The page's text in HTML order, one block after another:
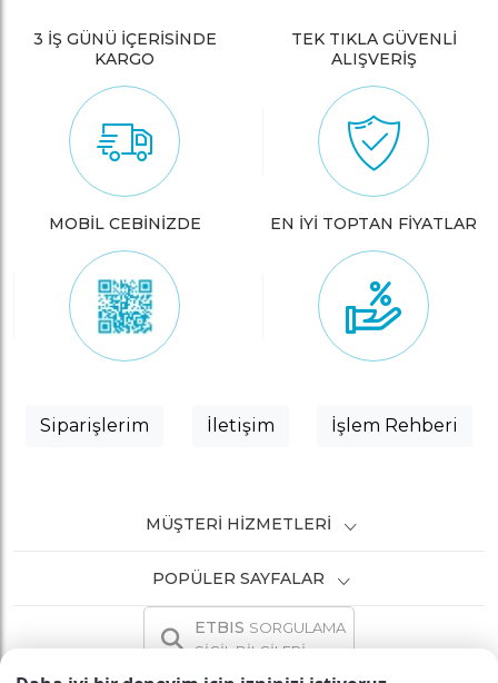
3 İŞ GÜNÜ İÇERİSİNDE
KARGO
TEK TIKLA GÜVENLİ
ALIŞVERİŞ
MOBİL CEBİNİZDE EN İYİ TOPTAN FİYATLAR
Siparişlerim İletişim İşlem Rehberi
MÜŞTERI HIZMETLERI
POPÜLER SAYFALAR
ETBIS SORGULAMA
SİCİL BİLGİLERİ